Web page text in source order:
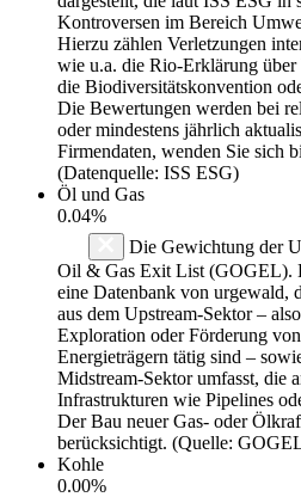
Kontroversen im Bereich
Hierzu zählen Verletzungen
wie u.a. die Rio-Erklärung
die Biodiversitätskonvention
Die Bewertungen werden bei
oder mindestens jährlich
Firmendaten, wenden Sie sich
(Datenquelle: ISS ESG)
Öl und Gas
0.04%
Die Gewichtung der
Oil & Gas Exit List (GOGEL).
eine Datenbank von urgewald,
aus dem Upstream-Sektor –
Exploration oder Förderung
Energieträgern tätig sind –
Midstream-Sektor umfasst, die
Infrastrukturen wie Pipelines
Der Bau neuer Gas- oder
berücksichtigt. (Quelle:
Kohle
0.00%